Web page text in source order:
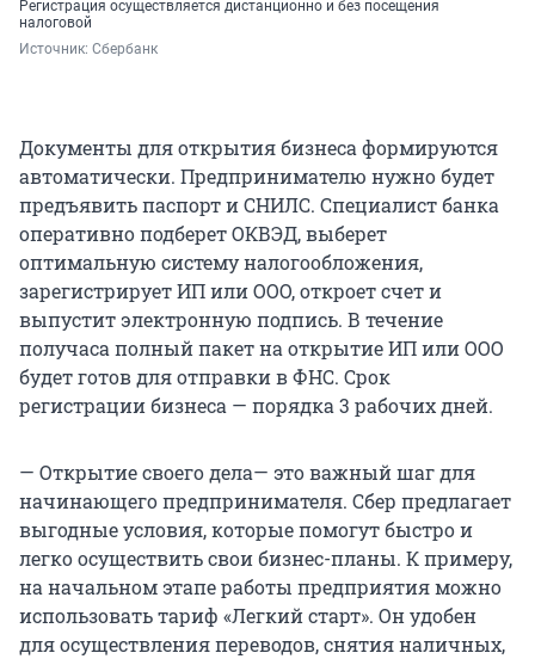
Регистрация осуществляется дистанционно и без посещения
налоговой
Источник: Сбербанк
Документы для открытия бизнеса формируются
автоматически. Предпринимателю нужно будет
предъявить паспорт и СНИЛС. Специалист банка
оперативно подберет ОКВЭД, выберет
оптимальную систему налогообложения,
зарегистрирует ИП или ООО, откроет счет и
выпустит электронную подпись. В течение
получаса полный пакет на открытие ИП или ООО
будет готов для отправки в ФНС. Срок
регистрации бизнеса — порядка 3 рабочих дней.
— Открытие своего дела— это важный шаг для
начинающего предпринимателя. Сбер предлагает
выгодные условия, которые помогут быстро и
легко осуществить свои бизнес-планы. К примеру,
на начальном этапе работы предприятия можно
использовать тариф «Легкий старт». Он удобен
для осуществления переводов, снятия наличных,